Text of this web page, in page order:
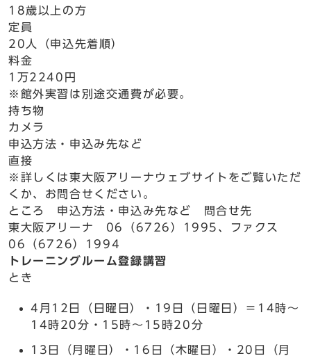
18歳以上の方
定員
20人（申込先着順）
料金
1万2240円
※館外実習は別途交通費が必要。
持ち物
カメラ
申込方法・申込み先など
直接
※詳しくは東大阪アリーナウェブサイトをご覧いただ
くか、お問合せください。
ところ 申込方法・申込み先など 問合せ先
東大阪アリーナ 06（6726）1995、ファクス
06（6726）1994
トレーニングルーム登録講習
とき
4月12日（日曜日）・19日（日曜日）＝14時～
14時20分・15時～15時20分
13日（月曜日）・16日（木曜日）・20日（月